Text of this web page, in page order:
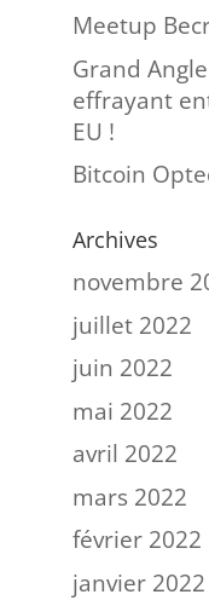
Meetup
Grand
effrayant
EU !
Bitcoin
Archives
novembre
juillet 2022
juin 2022
mai 2022
avril 2022
mars 2022
février 2022
janvier 2022